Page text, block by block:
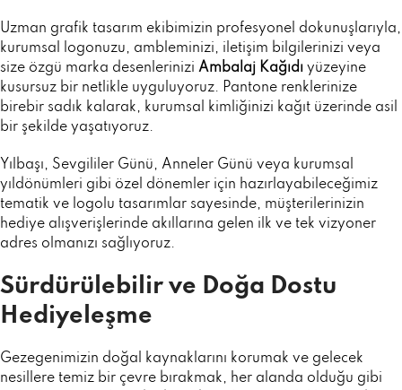
Uzman grafik tasarım ekibimizin profesyonel dokunuşlarıyla,
kurumsal logonuzu, ambleminizi, iletişim bilgilerinizi veya
size özgü marka desenlerinizi Ambalaj Kağıdı yüzeyine
kusursuz bir netlikle uyguluyoruz. Pantone renklerinize
birebir sadık kalarak, kurumsal kimliğinizi kağıt üzerinde asil
bir şekilde yaşatıyoruz.
Yılbaşı, Sevgililer Günü, Anneler Günü veya kurumsal
yıldönümleri gibi özel dönemler için hazırlayabileceğimiz
tematik ve logolu tasarımlar sayesinde, müşterilerinizin
hediye alışverişlerinde akıllarına gelen ilk ve tek vizyoner
adres olmanızı sağlıyoruz.
Sürdürülebilir ve Doğa Dostu
Hediyeleşme
Gezegenimizin doğal kaynaklarını korumak ve gelecek
nesillere temiz bir çevre bırakmak, her alanda olduğu gibi